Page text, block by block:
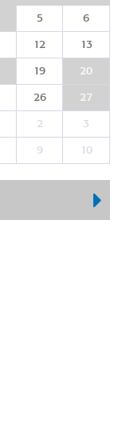
5 6
12 13
19 20
26 27
2 3
9 10